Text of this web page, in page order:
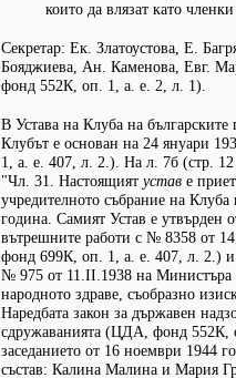
които да влязат като
Секретар: Ек. Златоустова, Е.
Бояджиева, Ан. Каменова, Евг.
фонд 552К, оп. 1, а. е. 2, л. 1).
В Устава на Клуба на българските
Клубът е основан на 24 януари
1, а. е. 407, л. 2.). На л. 7б (стр. 12
"Чл. 31. Настоящият устав е
учредителното събрание на
година. Самият Устав е утвърден
вътрешните работи с № 8358 от
фонд 699К, оп. 1, а. е. 407, л. 2.) и
№ 975 от 11.ІІ.1938 на
народното здраве, съобразно
Наредбата закон за държавен
сдружаванията (ЦДА, фонд 552К,
заседанието от 16 ноември 1944
състав: Калина Малина и Мария